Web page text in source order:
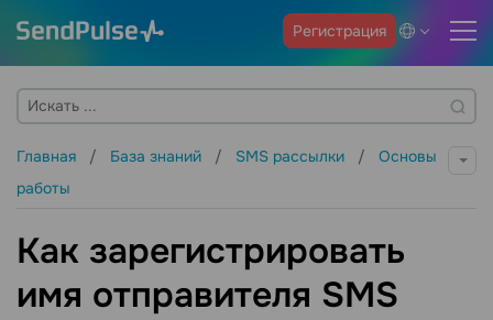
Регистрация
Главная База знаний SMS рассылки
Основы
работы
Как зарегистрировать
имя отправителя SMS